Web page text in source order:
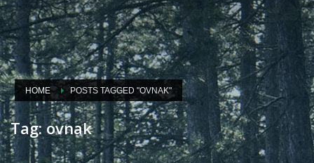
HOME POSTS TAGGED "OVNAK"
Tag: ovnak